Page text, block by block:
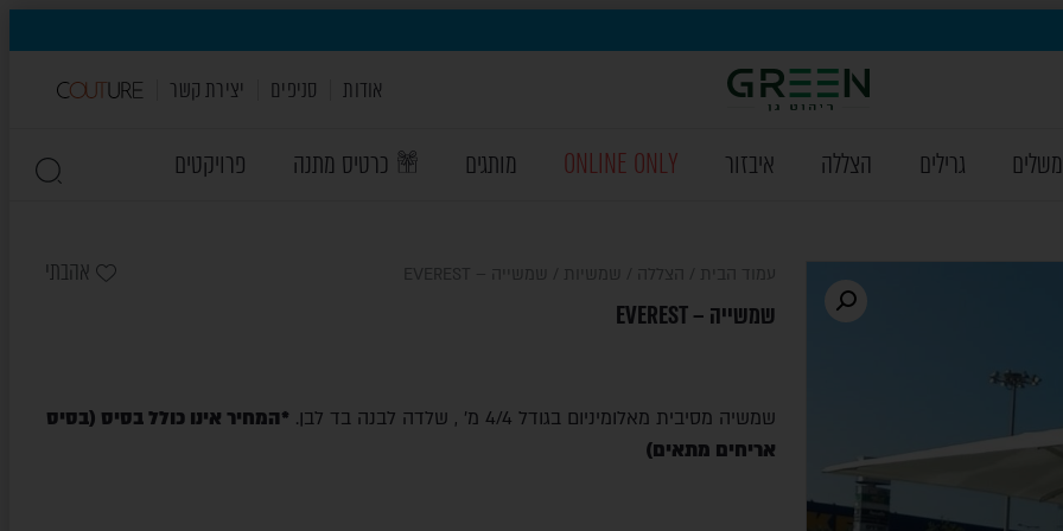
אודות סניפים יצירת קשר
גרילים הצללה איבזור ONLINE ONLY מותגים כרטיס מתנה פרויקטים
עמוד הבית הצללה שמשיות / שמשייה – EVEREST
אהבתי
שמשייה – EVEREST
שמשיה מסיבית מאלומיניום בגודל 4/4 מ' , שלדה לבנה בד לבן.
*המחיר אינו כולל בסיס (בסיס
אריחים מתאים)